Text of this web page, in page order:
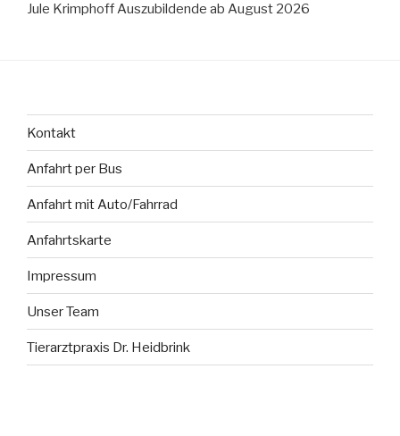
Jule Krimphoff Auszubildende ab August 2026
Kontakt
Anfahrt per Bus
Anfahrt mit Auto/Fahrrad
Anfahrtskarte
Impressum
Unser Team
Tierarztpraxis Dr. Heidbrink